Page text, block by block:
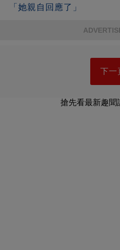
「她親自回應了」
下一
搶先看最新趣聞